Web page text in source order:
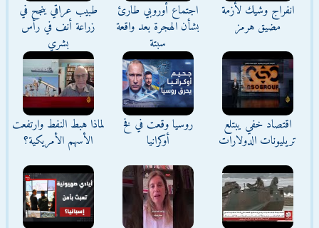
انفراج وشيك لأزمة
مضيق هرمز
اجتماع أوروبي طارئ
بشأن الهجرة بعد واقعة
سبتة
طبيب عراقي ينجح في
زراعة أنف في رأس
بشري
اقتصاد خفي يبتلع
تريليونات الدولارات
روسيا وقعت في فخ
أوكرانيا
لماذا هبط النفط وارتفعت
الأسهم الأمريكية؟